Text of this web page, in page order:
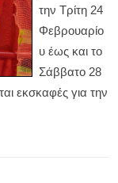
την Τρίτη 24
Φεβρουαρίο
υ έως και το
Σάββατο 28
εκσκαφές για την